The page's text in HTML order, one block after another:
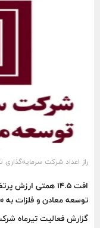
معنای افزایش کیفیت
راز اعداد شرکت
افت ۱۴.۵ همتی
توسعه معادن و فلزات به
گزارش فعالیت تیرماه